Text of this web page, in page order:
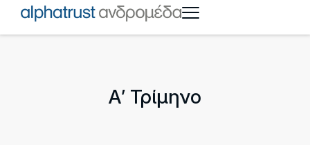
Α’ Τρίμηνο